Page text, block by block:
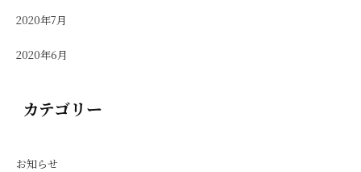
2020年7月
2020年6月
カテゴリー
お知らせ